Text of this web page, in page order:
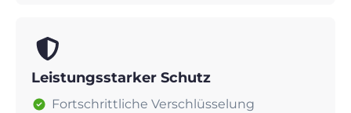
Leistungsstarker Schutz
Fortschrittliche Verschlüsselung